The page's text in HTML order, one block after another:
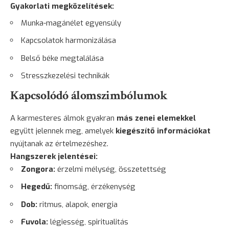
Gyakorlati megközelítések:
Munka-magánélet egyensúly
Kapcsolatok harmonizálása
Belső béke megtalálása
Stresszkezelési technikák
Kapcsolódó álomszimbólumok
A karmesteres álmok gyakran más zenei elemekkel
együtt jelennek meg, amelyek kiegészítő információkat
nyújtanak az értelmezéshez.
Hangszerek jelentései:
Zongora: érzelmi mélység, összetettség
Hegedű: finomság, érzékenység
Dob: ritmus, alapok, energia
Fuvola: légiesség, spiritualitás